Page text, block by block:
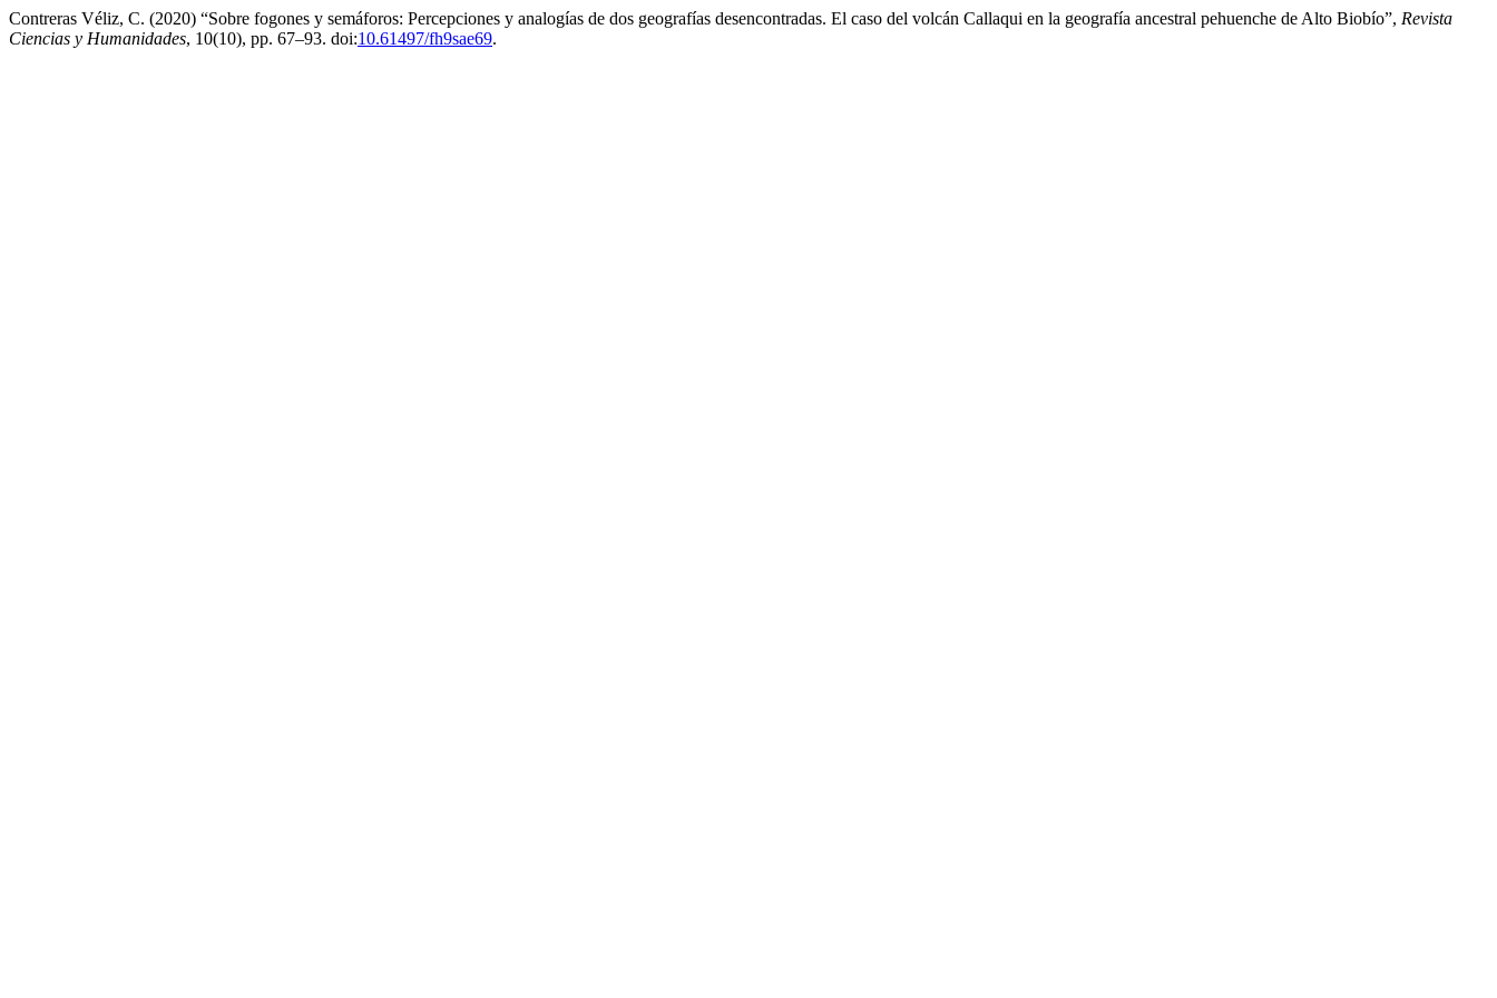
Contreras Véliz, C. (2020) “Sobre fogones y semáforos: Percepciones y analogías de dos geografías desencontradas. El caso del volcán Callaqui en la geografía ancestral pehuenche de Alto Biobío”, Revista
Ciencias y Humanidades, 10(10), pp. 67–93. doi:10.61497/fh9sae69.